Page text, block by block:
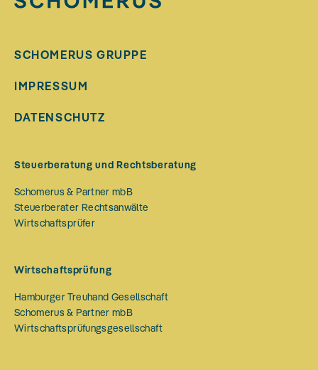
SCHOMERUS GRUPPE
IMPRESSUM
DATENSCHUTZ
Steuerberatung und Rechtsberatung
Schomerus & Partner mbB
Steuerberater Rechtsanwälte
Wirtschaftsprüfer
Wirtschaftsprüfung
Hamburger Treuhand Gesellschaft
Schomerus & Partner mbB
Wirtschaftsprüfungsgesellschaft